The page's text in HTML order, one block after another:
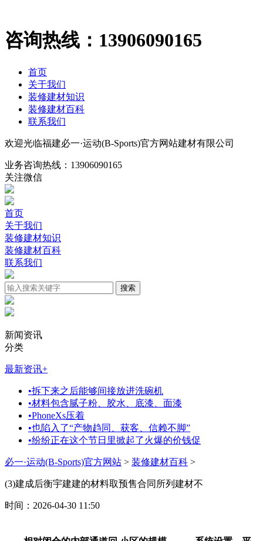
咨询热线： 13906090165
首页
关于我们
装修建材知识
装修建材百科
联系我们
欢迎光临福建必一·运动(B-Sports)官方网站建材有限公司
业务咨询热线： 13906090165
关注微信
首页
关于我们
装修建材知识
装修建材百科
联系我们
新闻资讯
分类
最新资讯+
•拆下来之后能够间接放进洗碗机
•材料包含腻子粉、胶水、底漆、面漆
•PhoneXs压着
•也陷入了“产物趋同、获客、信赖不脚”
•纷纷正在这个节日里掀起了火爆的价钱促
必一·运动(B-Sports)官方网站 > 装修建材百科 >
(3)建成后衡宇建建的材料取预售合同所列建材不
时间：2026-04-30 11:50